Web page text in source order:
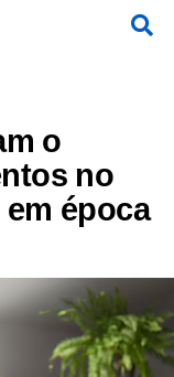
o
no
época